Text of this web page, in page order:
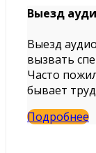
Выезд
Выезд
вызвать
Часто
бывает
Подробнее